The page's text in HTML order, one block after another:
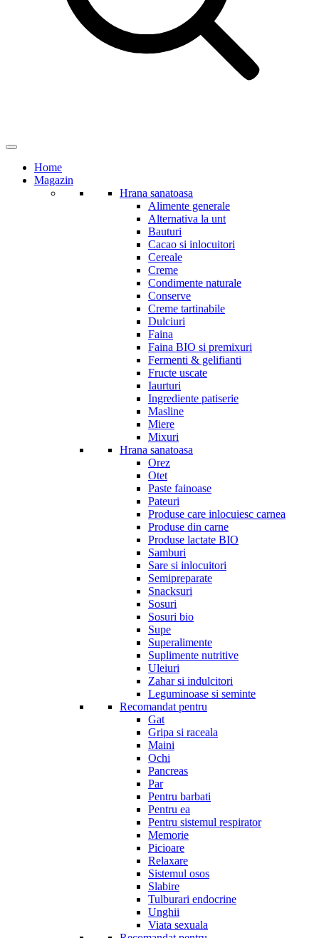
Home
Magazin
Hrana sanatoasa
Alimente generale
Alternativa la unt
Bauturi
Cacao si inlocuitori
Cereale
Creme
Condimente naturale
Conserve
Creme tartinabile
Dulciuri
Faina
Faina BIO si premixuri
Fermenti & gelifianti
Fructe uscate
Iaurturi
Ingrediente patiserie
Masline
Miere
Mixuri
Hrana sanatoasa
Orez
Otet
Paste fainoase
Pateuri
Produse care inlocuiesc carnea
Produse din carne
Produse lactate BIO
Samburi
Sare si inlocuitori
Semipreparate
Snacksuri
Sosuri
Sosuri bio
Supe
Superalimente
Suplimente nutritive
Uleiuri
Zahar si indulcitori
Leguminoase si seminte
Recomandat pentru
Gat
Gripa si raceala
Maini
Ochi
Pancreas
Par
Pentru barbati
Pentru ea
Pentru sistemul respirator
Memorie
Picioare
Relaxare
Sistemul osos
Slabire
Tulburari endocrine
Unghii
Viata sexuala